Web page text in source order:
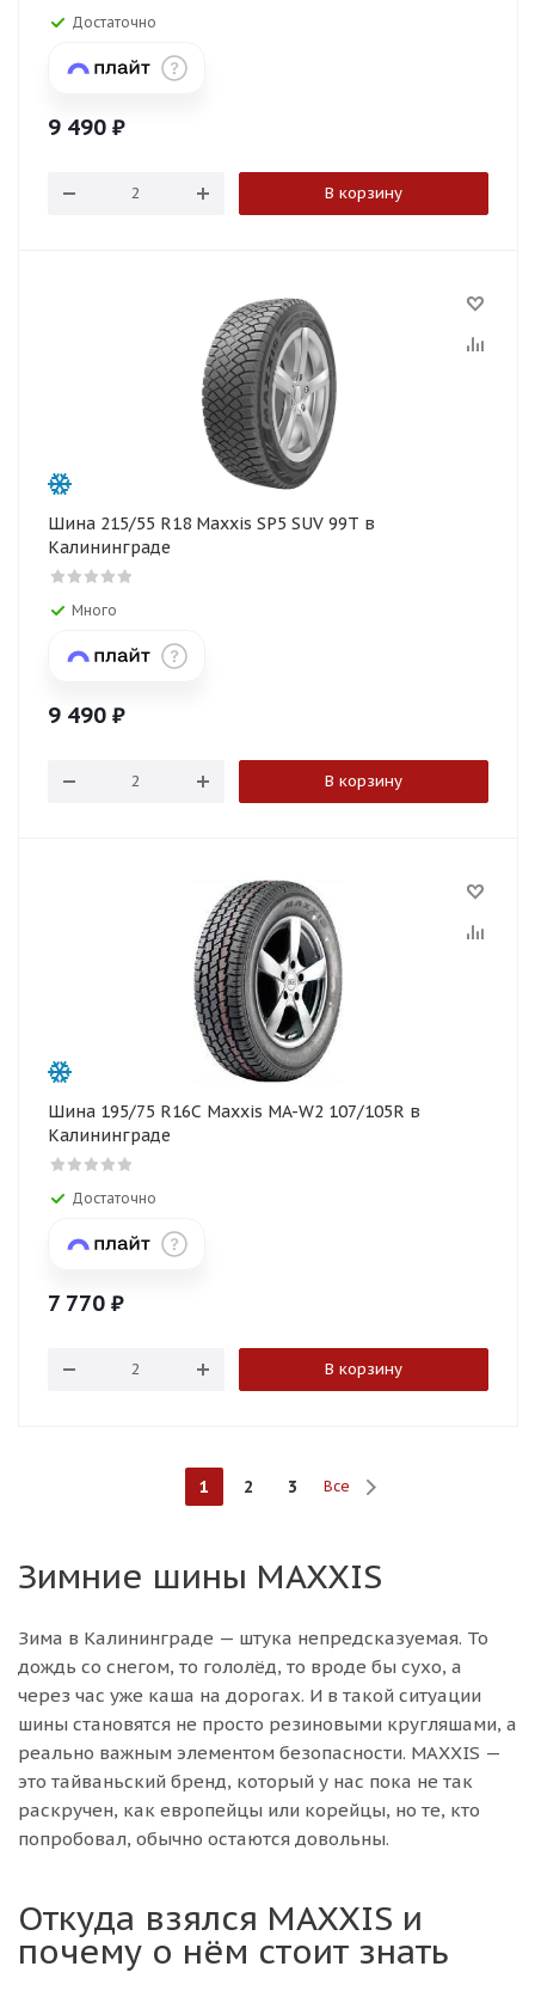
Достаточно
9 490 ₽
В корзину
Шина 215/55 R18 Maxxis SP5 SUV 99T в
Калининграде
Много
9 490 ₽
В корзину
Шина 195/75 R16C Maxxis MA-W2 107/105R в
Калининграде
Достаточно
7 770 ₽
В корзину
1 2 3 Все
Зимние шины MAXXIS
Зима в Калининграде — штука непредсказуемая. То
дождь со снегом, то гололёд, то вроде бы сухо, а
через час уже каша на дорогах. И в такой ситуации
шины становятся не просто резиновыми кругляшами, а
реально важным элементом безопасности. MAXXIS —
это тайваньский бренд, который у нас пока не так
раскручен, как европейцы или корейцы, но те, кто
попробовал, обычно остаются довольны.
Откуда взялся MAXXIS и
почему о нём стоит знать